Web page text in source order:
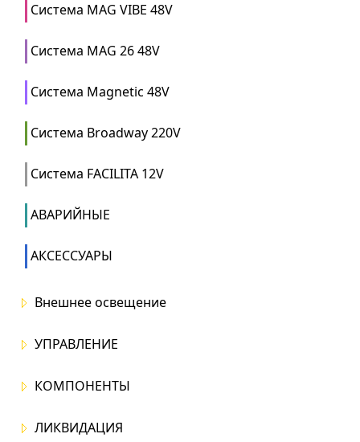
Система MAG VIBE 48V
Система MAG 26 48V
Система Magnetic 48V
Система Broadway 220V
Система FACILITA 12V
АВАРИЙНЫЕ
АКСЕССУАРЫ
Внешнее освещение
УПРАВЛЕНИЕ
КОМПОНЕНТЫ
ЛИКВИДАЦИЯ